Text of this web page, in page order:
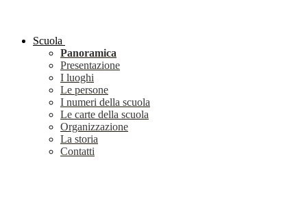
Scuola
Panoramica
Presentazione
I luoghi
Le persone
I numeri della scuola
Le carte della scuola
Organizzazione
La storia
Contatti